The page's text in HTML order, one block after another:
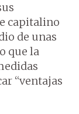
capitalino
de unas
que la
“ventajas